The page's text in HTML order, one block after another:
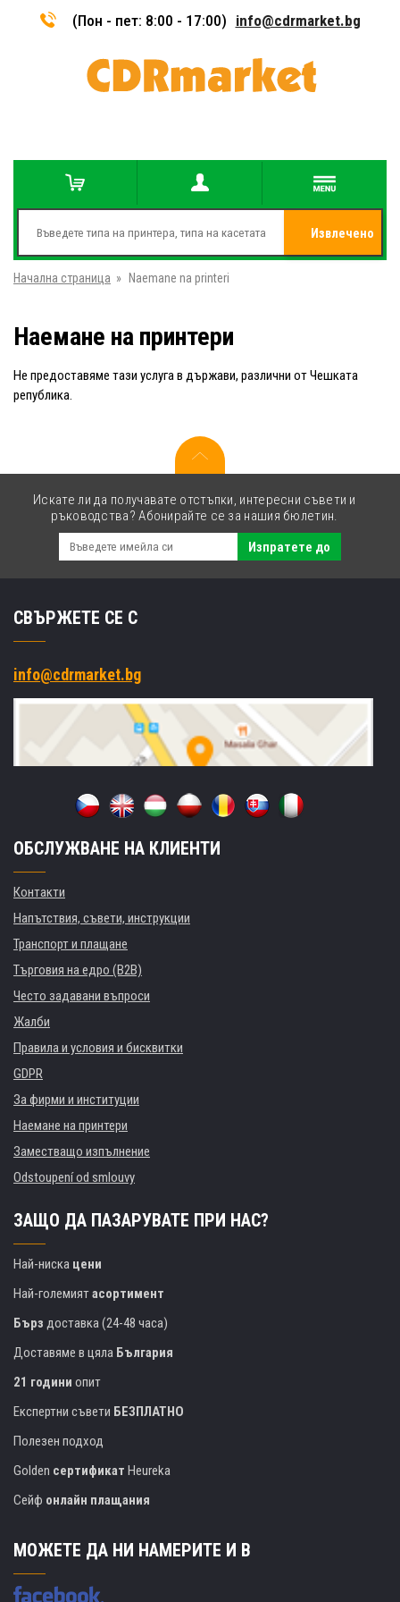
(Пон - пет: 8:00 - 17:00) info@cdrmarket.bg
Извлечено
Начална страница » Naemane na printeri
Наемане на принтери
Не предоставяме тази услуга в държави, различни от Чешката
република.
Искате ли да получавате отстъпки, интересни съвети и
ръководства? Абонирайте се за нашия бюлетин.
Изпратете до
СВЪРЖЕТЕ СЕ С
info@cdrmarket.bg
ОБСЛУЖВАНЕ НА КЛИЕНТИ
Контакти
Напътствия, съвети, инструкции
Транспорт и плащане
Търговия на едро (B2B)
Често задавани въпроси
Жалби
Правила и условия и бисквитки
GDPR
За фирми и институции
Наемане на принтери
Заместващо изпълнение
Odstoupení od smlouvy
ЗАЩО ДА ПАЗАРУВАТЕ ПРИ НАС?
Най-ниска цени
Най-големиятасортимент
Бърз доставка (24-48 часа)
Доставяме в цяла България
21 години опит
Експертни съвети БЕЗПЛАТНО
Полезен подход
Golden сертификат Heureka
Сейф онлайн плащания
МОЖЕТЕ ДА НИ НАМЕРИТЕ И В